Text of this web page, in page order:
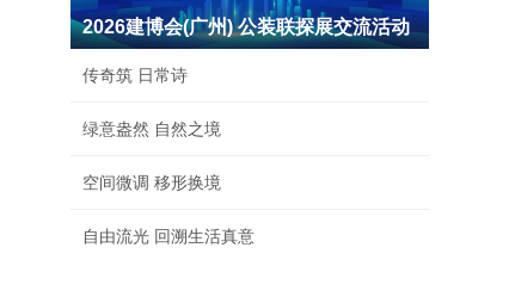
2026建博会(广州) 公装联探展交流活动
传奇筑 日常诗
绿意盎然 自然之境
空间微调 移形换境
自由流光 回溯生活真意